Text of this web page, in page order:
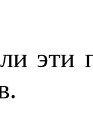
эти